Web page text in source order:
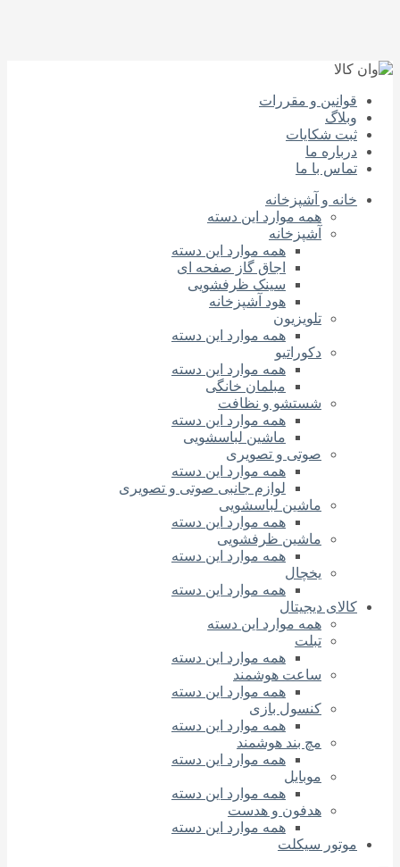
قوانین و مقررات
وبلاگ
ثبت شکایات
درباره‌ ما
تماس با ما
خانه و آشپزخانه
همه موارد این دسته
آشپزخانه
همه موارد این دسته
اجاق گاز صفحه‌ ای
سینک ظرفشویی
هود آشپزخانه
تلویزیون
همه موارد این دسته
دکوراتیو
همه موارد این دسته
مبلمان خانگی
شستشو و نظافت
همه موارد این دسته
ماشین لباسشویی
صوتی و تصویری
همه موارد این دسته
لوازم جانبی صوتی و تصویری
ماشین لباسشویی
همه موارد این دسته
ماشین ظرفشویی
همه موارد این دسته
یخچال
همه موارد این دسته
کالای دیجیتال
همه موارد این دسته
تبلت
همه موارد این دسته
ساعت هوشمند
همه موارد این دسته
کنسول بازی
همه موارد این دسته
مچ بند هوشمند
همه موارد این دسته
موبایل
همه موارد این دسته
هدفون و هدست
همه موارد این دسته
موتور سیکلت